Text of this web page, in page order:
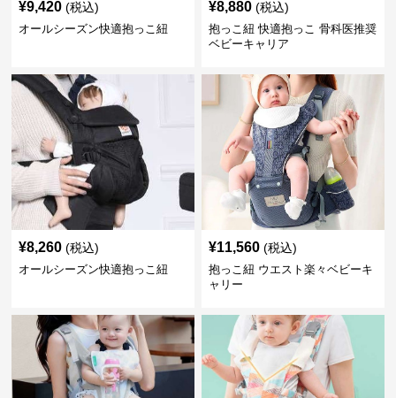
¥9,420 (税込)
オールシーズン快適抱っこ紐
¥8,880 (税込)
抱っこ紐 快適抱っこ 骨科医推奨
ベビーキャリア
¥8,260 (税込)
オールシーズン快適抱っこ紐
¥11,560 (税込)
抱っこ紐 ウエスト楽々ベビーキ
ャリー